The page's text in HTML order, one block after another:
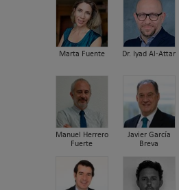
Marta Fuente Dr. Iyad Al-Attar
Manuel Herrero
Fuerte
Javier García
Breva